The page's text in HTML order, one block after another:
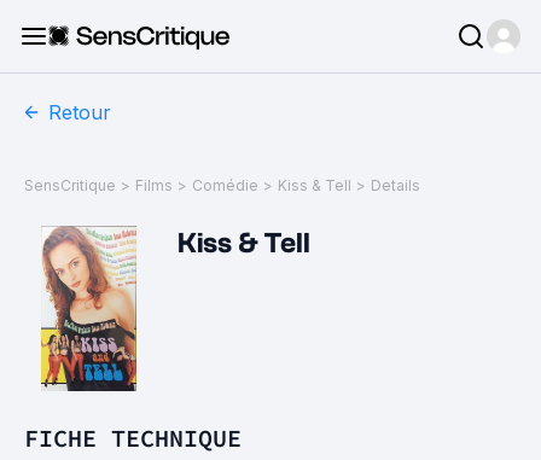
Retour
SensCritique > Films > Comédie > Kiss & Tell > Details
Kiss & Tell
FICHE TECHNIQUE